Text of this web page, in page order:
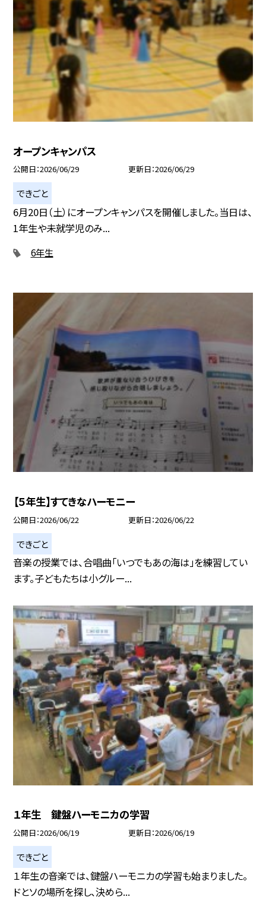
オープンキャンパス
公開日 2026/06/29 更新日 2026/06/29
できごと
6月20日（土）にオープンキャンパスを開催しました。当日は、
1年生や未就学児のみ...
6年生
【５年生】すてきなハーモニー
公開日 2026/06/22 更新日 2026/06/22
できごと
音楽の授業では、合唱曲「いつでもあの海は」を練習してい
ます。子どもたちは小グルー...
１年生 鍵盤ハーモニカの学習
公開日 2026/06/19 更新日 2026/06/19
できごと
１年生の音楽では、鍵盤ハーモニカの学習も始まりました。
ドとソの場所を探し、決めら...